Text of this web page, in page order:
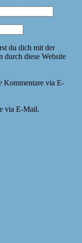
du dich mit der
durch diese Website
Kommentare via E-
via E-Mail.